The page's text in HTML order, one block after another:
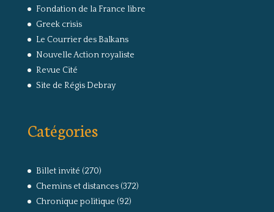
Fondation de la France libre
Greek crisis
Le Courrier des Balkans
Nouvelle Action royaliste
Revue Cité
Site de Régis Debray
Catégories
Billet invité (270)
Chemins et distances(372)
Chronique politique (92)